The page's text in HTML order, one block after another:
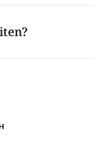
eine Stelle,